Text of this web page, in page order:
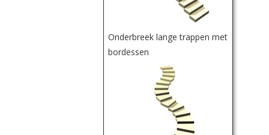
Onderbreek lange trappen met
bordessen